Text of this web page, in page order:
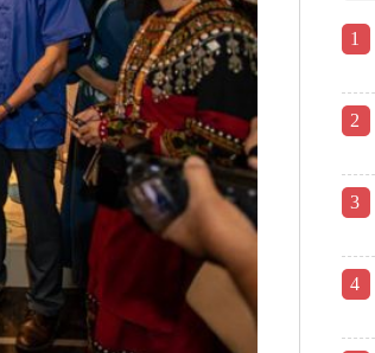
1
2
3
4